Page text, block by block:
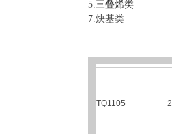
5.三叠烯类
7.炔基类
TQ1105